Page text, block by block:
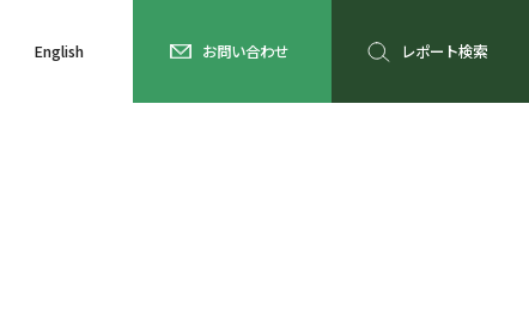
English お問い合わせ レポート検索